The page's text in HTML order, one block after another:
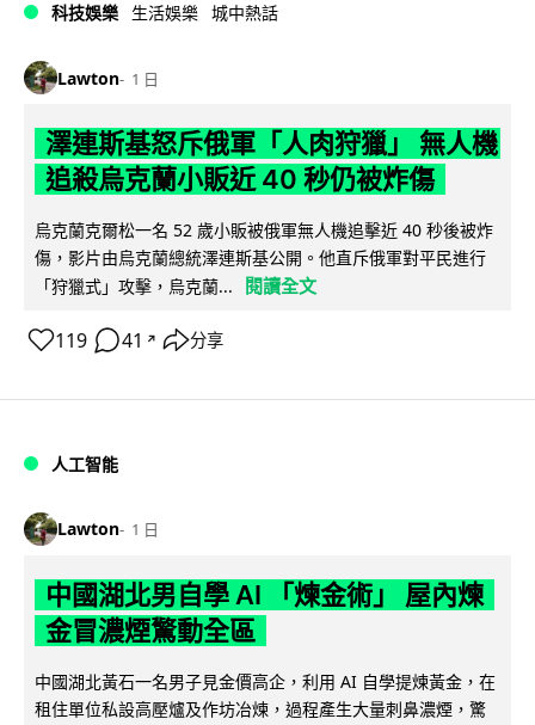
科技娛樂 生活娛樂 城中熱話
Lawton 1 日
澤連斯基怒斥俄軍「人肉狩獵」 無人機
追殺烏克蘭小販近 40 秒仍被炸傷
烏克蘭克爾松一名 52 歲小販被俄軍無人機追擊近 40 秒後被炸
傷，影片由烏克蘭總統澤連斯基公開。他直斥俄軍對平民進行
「狩獵式」攻擊，烏克蘭...
閱讀全文
119 41 ↗ 分享
人工智能
Lawton 1 日
中國湖北男自學 AI 「煉金術」 屋內煉
金冒濃煙驚動全區
中國湖北黃石一名男子見金價高企，利用 AI 自學提煉黃金，在
租住單位私設高壓爐及作坊冶煉，過程產生大量刺鼻濃煙，驚